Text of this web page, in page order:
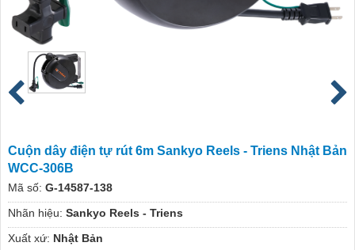
Cuộn dây điện tự rút 6m Sankyo Reels - Triens Nhật Bản
WCC-306B
Mã số: G-14587-138
Nhãn hiệu: Sankyo Reels - Triens
Xuất xứ: Nhật Bản